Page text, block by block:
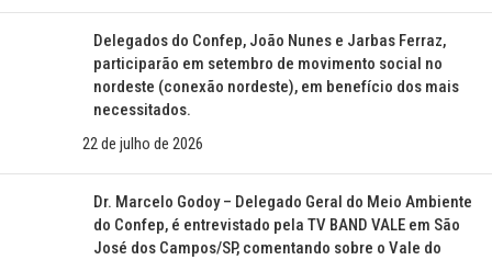
Delegados do Confep, João Nunes e Jarbas Ferraz,
participarão em setembro de movimento social no
nordeste (conexão nordeste), em benefício dos mais
necessitados.
22 de julho de 2026
Dr. Marcelo Godoy – Delegado Geral do Meio Ambiente
do Confep, é entrevistado pela TV BAND VALE em São
José dos Campos/SP, comentando sobre o Vale do